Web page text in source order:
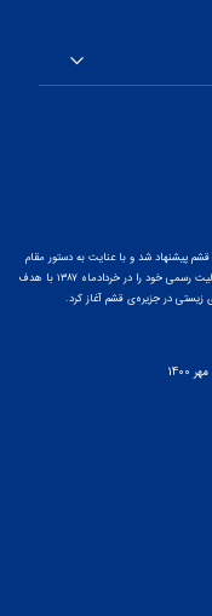
پیشنهاد شد و با عنایت به دستور مقام
معظم رهبری و پس از ارائه‌ی گزارشی از پتانسیل‌های منطقه، این پارک فعالیت رسمی خود را در خردادماه ۱۳۸۷ با هدف
زیستی در جزیره‌ی قشم آغاز کرد.